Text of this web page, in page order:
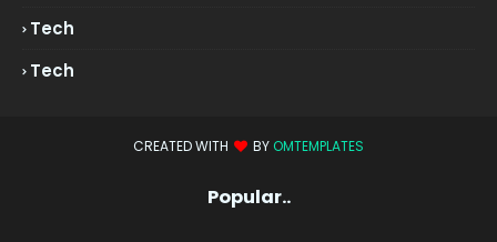
Tech
Tech
CREATED WITH BY OMTEMPLATES
Popular..